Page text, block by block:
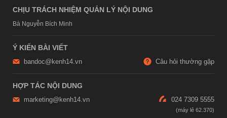
CHỊU TRÁCH NHIỆM QUẢN LÝ NỘI DUNG
Bà Nguyễn Bích Minh
Ý KIẾN BÀI VIẾT
bandoc@kenh14.vn Câu hỏi thường gặp
HỢP TÁC NỘI DUNG
marketing@kenh14.vn 024 7309 5555